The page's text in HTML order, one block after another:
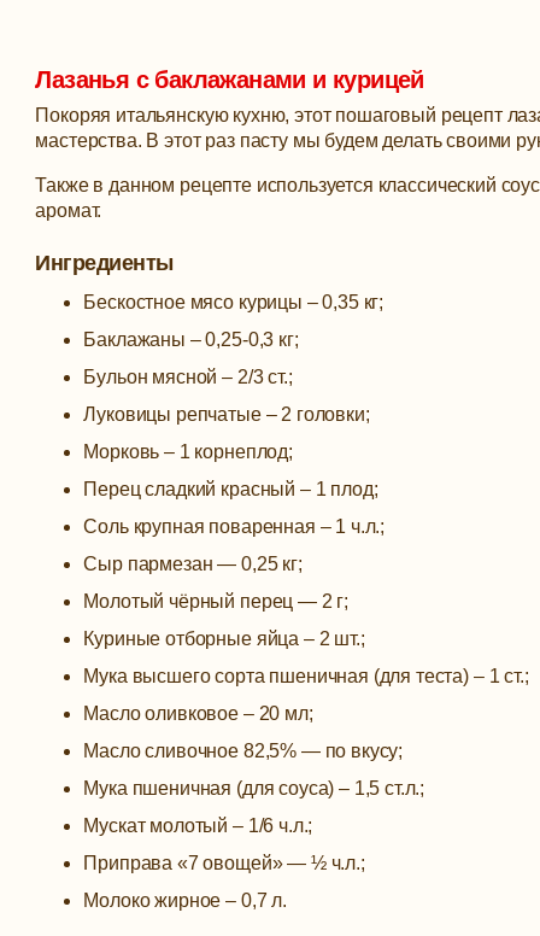
Лазанья с баклажанами и курицей
Покоряя итальянскую кухню, этот пошаговый рецепт
мастерства. В этот раз пасту мы будем делать своими
Также в данном рецепте используется классический
аромат.
Ингредиенты
Бескостное мясо курицы – 0,35 кг;
Баклажаны – 0,25-0,3 кг;
Бульон мясной – 2/3 ст.;
Луковицы репчатые – 2 головки;
Морковь – 1 корнеплод;
Перец сладкий красный – 1 плод;
Соль крупная поваренная – 1 ч.л.;
Сыр пармезан — 0,25 кг;
Молотый чёрный перец — 2 г;
Куриные отборные яйца – 2 шт.;
Мука высшего сорта пшеничная (для теста) – 1 ст.;
Масло оливковое – 20 мл;
Масло сливочное 82,5% — по вкусу;
Мука пшеничная (для соуса) – 1,5 ст.л.;
Мускат молотый – 1/6 ч.л.;
Приправа «7 овощей» — ½ ч.л.;
Молоко жирное – 0,7 л.